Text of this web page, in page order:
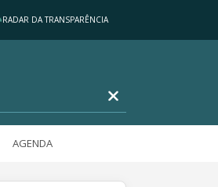
RADAR DA TRANSPARÊNCIA
AGENDA